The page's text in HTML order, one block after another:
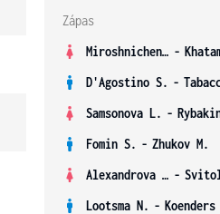
Zápas
Miroshnichenko V. -
D'Agostino S. -
Samsonova L. -
Fomin S. - Zhukov M.
Alexandrova E. -
Lootsma N. - Koenders